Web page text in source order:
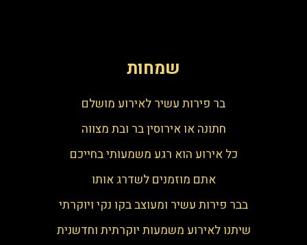
שמחות
בר פירות עשיר לאירוע מושלם
חתונה או אירוסין בר ובת מצווה
כל אירוע הוא רגע משמעותי בחייכם
אתם מוזמנים לשדרג אותו
בבר פירות עשיר ומעוצב בקו נקי ויוקרתי
שיתנו לאירוע משמעות יוקרתית וחדשנית